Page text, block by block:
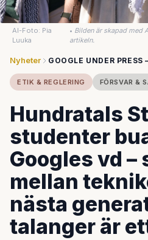
AI-Foto: Pia
Luuka
• Bilden är skapad med
artikeln.
Nyheter GOOGLE UNDER
ETIK & REGLERING FÖRSVAR &
Hundratals
studenter
Googles vd –
mellan
nästa
talanger är